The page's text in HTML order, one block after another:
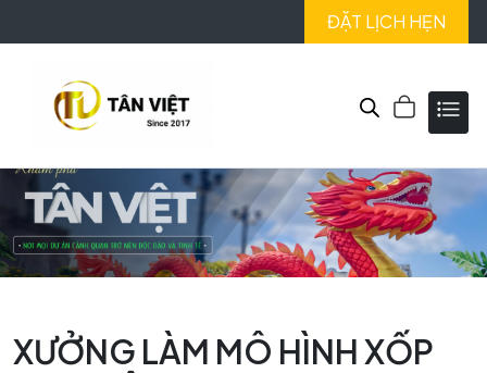
ĐẶT LỊCH HẸN
XƯỞNG LÀM MÔ HÌNH XỐP